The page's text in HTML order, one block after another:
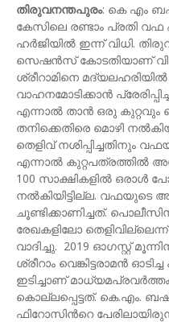
തിരുവനന്തപുരം: കെ എം
കേസിലെ രണ്ടാം പ്രതി
ഹർജിയിൽ ഇന്ന് വിധി.
സെഷൻസ് കോടതിയാണ്
ശ്രീറാമിനെ
വാഹനമോടിക്കാൻ
എന്നാൽ താൻ ഒരു കുറ്റവും
തനിക്കെതിരെ മൊഴി
തെളിവ് നശിപ്പിച്ചതിനും
എന്നാൽ കുറ്റപത്രത്തിൽ
100 സാക്ഷികളിൽ ഒരാൾ
നൽകിയിട്ടില്ല. വഫയുടെ
ചൂണ്ടിക്കാണിച്ചത്.
രേഖകളിലോ
വാദിച്ചു. 2019 ഓഗസ്റ്റ്
ശ്രീറാം വെങ്കിട്ടരാമൻ
ഇടിച്ചാണ്
കൊല്ലപ്പെട്ടത്. കെ.എം.
ഫിറോസിന്‍റെ